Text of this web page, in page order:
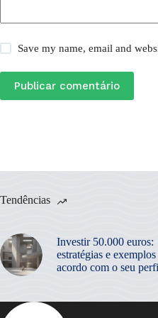
Save my name, email and
Publicar comentário
Tendências
Investir 50.000 euros:
estratégias e exemplos
acordo com o seu